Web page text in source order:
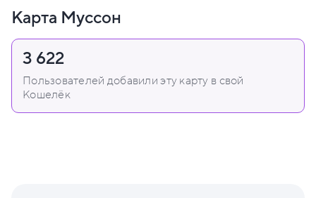
Карта Муссон
3 622
Пользователей добавили эту карту в свой
Кошелёк